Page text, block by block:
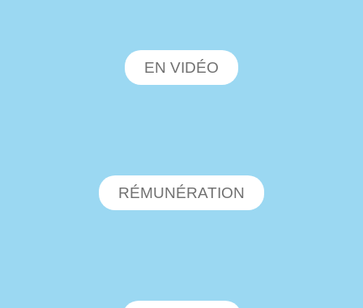
EN VIDÉO
RÉMUNÉRATION